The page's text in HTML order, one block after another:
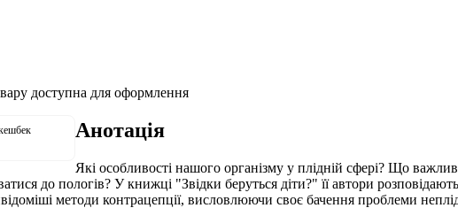
доступна для оформлення
Анотація
Які особливості нашого організму у плідній сфері? Що
до пологів? У книжці "Звідки беруться діти?" її автори
методи контрацепції, висловлюючи своє бачення проблеми